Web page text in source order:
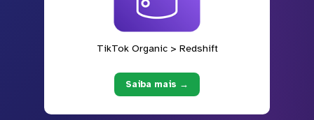
TikTok Organic > Redshift
Saiba mais →